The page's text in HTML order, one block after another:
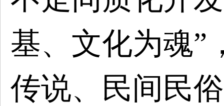
基、文化为魂”
传说、民间民